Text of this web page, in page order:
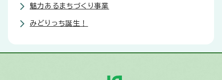
魅力あるまちづくり事業
みどりっち誕生！